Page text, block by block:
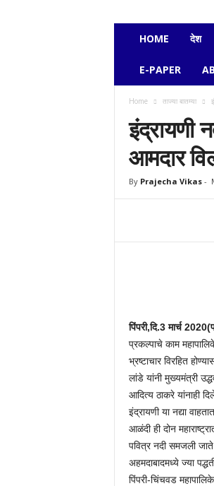
HOME देश
E-PAPER
Home ताज्या बातम्या
इंद्रायणी
आमदार
By Prajecha Vikas-
पिंपरी,दि.3 मार्च
प्रकल्पाचे काम
भ्रष्टाचार विरहित
लांडे यांनी मुख्यमंत्री
आदित्य ठाकरे यांनाही
इंद्रायणी या नद्या
आळंदी ही दोन
पवित्र नदी समजली
अहमदाबादमध्ये ज्या
पिंपरी-चिंचवड